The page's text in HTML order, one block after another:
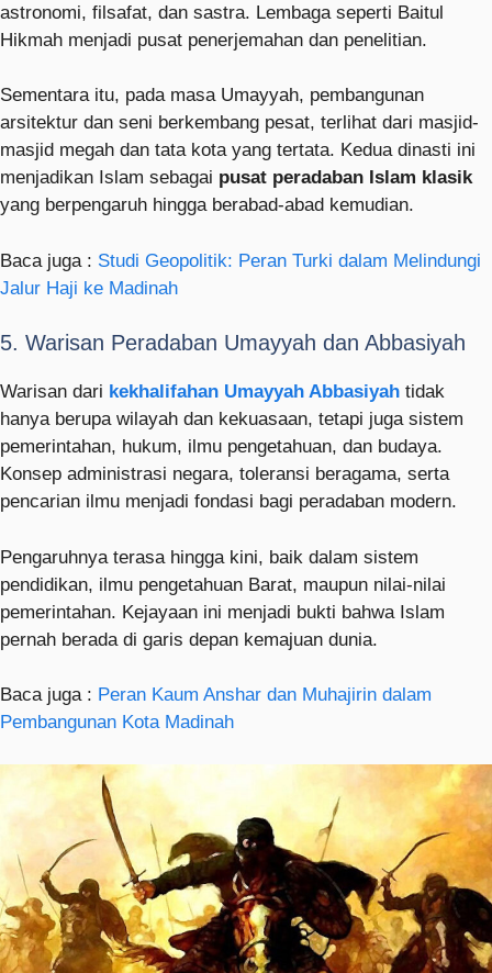
astronomi, filsafat, dan sastra. Lembaga seperti Baitul
Hikmah menjadi pusat penerjemahan dan penelitian.
Sementara itu, pada masa Umayyah, pembangunan
arsitektur dan seni berkembang pesat, terlihat dari masjid-
masjid megah dan tata kota yang tertata. Kedua dinasti ini
menjadikan Islam sebagai pusat peradaban Islam klasik
yang berpengaruh hingga berabad-abad kemudian.
Baca juga : Studi Geopolitik: Peran Turki dalam Melindungi
Jalur Haji ke Madinah
5. Warisan Peradaban Umayyah dan Abbasiyah
Warisan dari kekhalifahan Umayyah Abbasiyah tidak
hanya berupa wilayah dan kekuasaan, tetapi juga sistem
pemerintahan, hukum, ilmu pengetahuan, dan budaya.
Konsep administrasi negara, toleransi beragama, serta
pencarian ilmu menjadi fondasi bagi peradaban modern.
Pengaruhnya terasa hingga kini, baik dalam sistem
pendidikan, ilmu pengetahuan Barat, maupun nilai-nilai
pemerintahan. Kejayaan ini menjadi bukti bahwa Islam
pernah berada di garis depan kemajuan dunia.
Baca juga : Peran Kaum Anshar dan Muhajirin dalam
Pembangunan Kota Madinah